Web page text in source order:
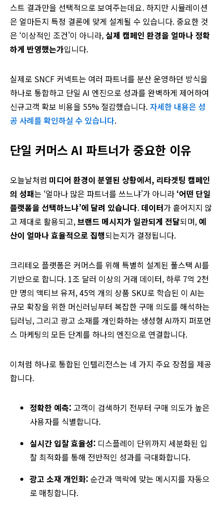
스트 결과만을 선택적으로 보여주는데요. 하지만 시뮬레이션
은 얼마든지 특정 결론에 맞게 설계될 수 있습니다. 중요한 것
은 ‘이상적인 조건’이 아니라,실제 캠페인 환경을 얼마나 정확
하게 반영했는가입니다.
실제로 SNCF 커넥트는 여러 파트너를 분산 운영하던 방식을
하나로 통합하고 단일 AI 엔진으로 성과를 완벽하게 제어하여
신규고객 확보 비용을 55% 절감했습니다. 자세한 내용은 성
공 사례를 확인하실 수 있습니다.
단일 커머스 AI 파트너가 중요한 이유
오늘날처럼 미디어 환경이 분열된 상황에서, 리타겟팅 캠페인
의 성패는 ‘얼마나 많은 파트너를 쓰느냐’가 아니라 ‘어떤 단일
플랫폼을 선택하느냐’에 달려 있습니다. 데이터가 흩어지지 않
고 제대로 활용되고,브랜드 메시지가 일관되게 전달되며, 예
산이 얼마나 효율적으로 집행되는지가 결정됩니다.
크리테오 플랫폼은 커머스를 위해 특별히 설계된 풀스택 AI를
기반으로 합니다. 1조 달러 이상의 거래 데이터, 하루 7억 2천
만 명의 액티브 유저, 45억 개의 상품 SKU로 학습된 이 AI는
규모 확장을 위한 머신러닝부터 복잡한 구매 의도를 해석하는
딥러닝, 그리고 광고 소재를 개인화하는 생성형 AI까지 퍼포먼
스 마케팅의 모든 단계를 하나의 엔진으로 연결합니다.
이처럼 하나로 통합된 인텔리전스는 네 가지 주요 장점을 제공
합니다.
정확한 예측: 고객이 검색하기 전부터 구매 의도가 높은
사용자를 식별합니다.
실시간 입찰효율성: 디스플레이 단위까지 세분화된 입
찰 최적화를 통해 전반적인 성과를 극대화합니다.
광고 소재 개인화: 순간과 맥락에 맞는 메시지를 자동으
로 매칭합니다.